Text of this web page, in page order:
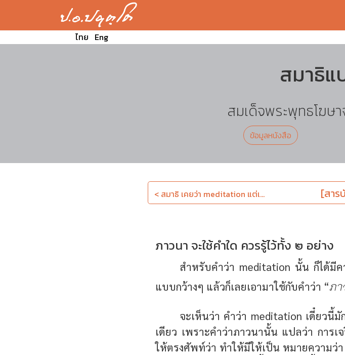
ไทย Eng
สมาธิ
สมเด็จพระพุทธโฆษ
ข้อมูลหนังสือ
< สมาธิ เคยว่า meditation แต่เ... [สา
ภาวนา จะใช้คำใด ควรรู้ไว้ทั้ง ๒ อย่าง
สำหรับคำว่า meditation นั้น ก็ได้มีค
แบบกว้างๆ แล้วก็เลยเอามาใช้กับคำว่า “ภา
จะเห็นว่า คำว่า meditation เดี๋ยวนี้
เดียว เพราะคำว่าภาวนานั้น แปลว่า กา
ให้ตรงศัพท์ว่า ทำให้มีให้เป็น หมายความว่